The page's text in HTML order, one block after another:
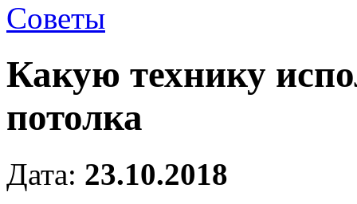
Советы
Какую технику
потолка
Дата: 23.10.2018